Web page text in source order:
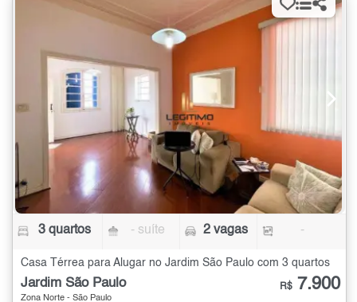
3 quartos - suíte 2 vagas -
Casa Térrea para Alugar no Jardim São Paulo com 3 quartos
Jardim São Paulo
Zona Norte - São Paulo
R$ 7.900